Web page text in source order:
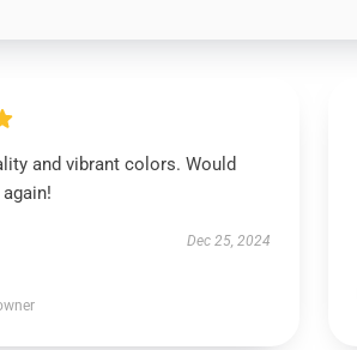
and vibrant colors. Would
Dec 25, 2024